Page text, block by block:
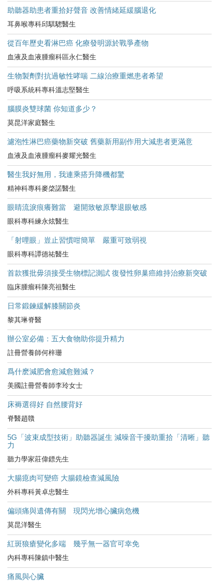
助聽器助患者重拾好聲音 改善情緒延緩腦退化
耳鼻喉專科邱騏驄醫生
從百年歷史看淋巴癌 化療發明源於戰爭產物
血液及血液腫瘤科區永仁醫生
生物製劑對抗過敏性哮喘 二線治療重燃患者希望
呼吸系統科專科溫志堅醫生
腦膜炎雙球菌 你知道多少？
莫昆洋家庭醫生
濾泡性淋巴癌藥物新突破 舊藥新用副作用大減患者更滿意
血液及血液腫瘤科麥耀光醫生
醫生我好無用，我連乘搭升降機都驚
精神科專科麥棨諾醫生
眼睛流淚痕癢難當 避開致敏原擊退眼敏感
眼科專科練永炫醫生
「射哩眼」豈止習慣咁簡單 嚴重可致弱視
眼科專科譚德祐醫生
首款獲批毋須接受生物標記測試 復發性卵巢癌維持治療新突破
臨床腫瘤科陳亮祖醫生
日常鍛鍊緩解膝關節炎
黎其琳脊醫
辦公室必備：五大食物助你提升精力
註冊營養師何梓珊
爲什麽減肥會愈減愈難減？
美國註冊營養師李玲女士
床褥選得好 自然腰背好
脊醫趙贛
5G「波束成型技術」助聽器誕生 減噪音干擾助重拾「清晰」聽
力
聽力學家莊偉鏢先生
大腸瘜肉可變癌 大腸鏡檢查減風險
外科專科黃卓忠醫生
偏頭痛與遺傳有關 現閃光增心臟病危機
莫昆洋醫生
紅斑狼瘡變化多端 幾乎無一器官可幸免
內科專科陳鎮中醫生
痛風與心臟